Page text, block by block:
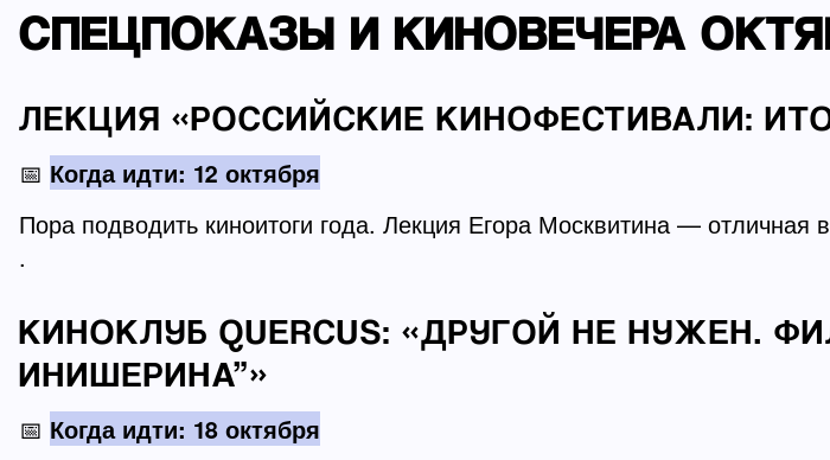
СПЕЦПОКАЗЫ И КИНОВЕЧЕРА
ЛЕКЦИЯ «РОССИЙСКИЕ КИНОФЕСТИВАЛИ:
📅 Когда идти: 12 октября
Пора подводить киноитоги года. Лекция Егора Москвитина —
.
КИНОКЛУБ QUERCUS: «ДРУГОЙ НЕ НУЖЕН.
ИНИШЕРИНА”»
📅 Когда идти: 18 октября